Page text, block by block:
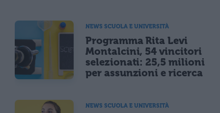
NEWS SCUOLA E UNIVERSITÀ
Programma Rita Levi
Montalcini, 54 vincitori
selezionati: 25,5 milioni
per assunzioni e ricerca
NEWS SCUOLA E UNIVERSITÀ